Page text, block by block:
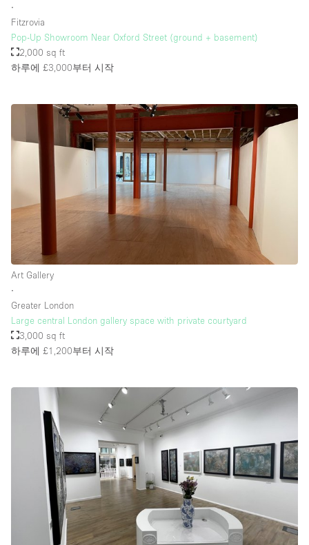
∙
Fitzrovia
Pop-Up Showroom Near Oxford Street (ground + basement)
2,000 sq ft
하루에 £3,000부터 시작
Art Gallery
∙
Greater London
Large central London gallery space with private courtyard
3,000 sq ft
하루에 £1,200부터 시작